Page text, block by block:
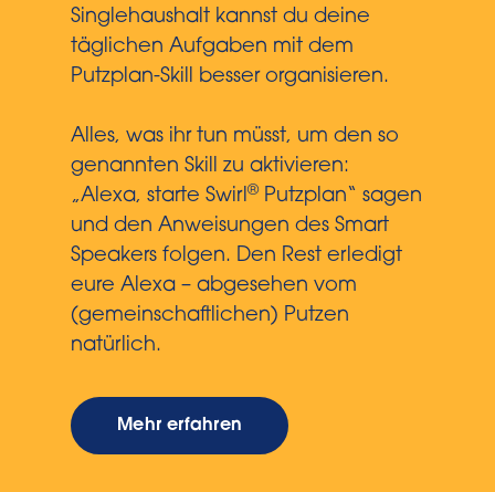
Singlehaushalt kannst du deine
täglichen Aufgaben mit dem
Putzplan-Skill besser organisieren.
Alles, was ihr tun müsst, um den so
genannten Skill zu aktivieren:
„Alexa, starte Swirl®Putzplan“ sagen
und den Anweisungen des Smart
Speakers folgen. Den Rest erledigt
eure Alexa – abgesehen vom
(gemeinschaftlichen) Putzen
natürlich.
Mehr erfahren